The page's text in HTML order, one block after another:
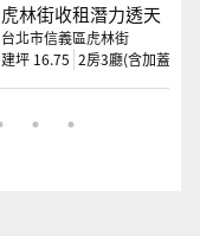
虎林街收租潛力透天
台北市信義區虎林街
建坪 16.75 2房3廳(含加蓋)